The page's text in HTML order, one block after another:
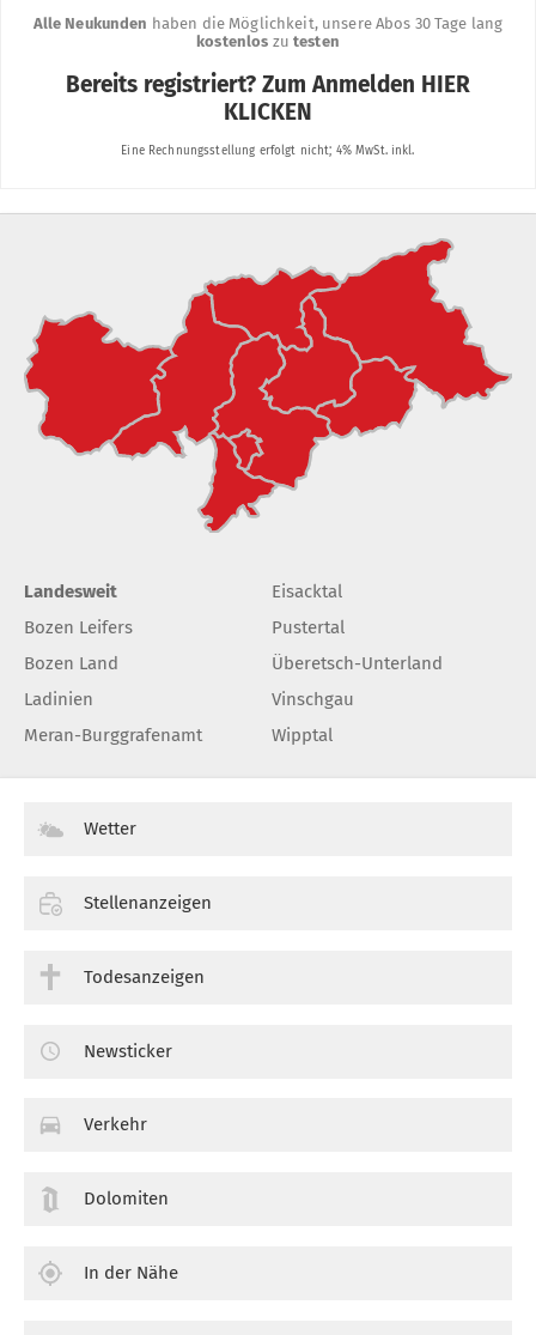
Landesweit
Bozen Leifers
Bozen Land
Ladinien
Meran-Burggrafenamt
Eisacktal
Pustertal
Überetsch-Unterland
Vinschgau
Wipptal
Wetter
Stellenanzeigen
Todesanzeigen
Newsticker
Verkehr
Dolomiten
In der Nähe